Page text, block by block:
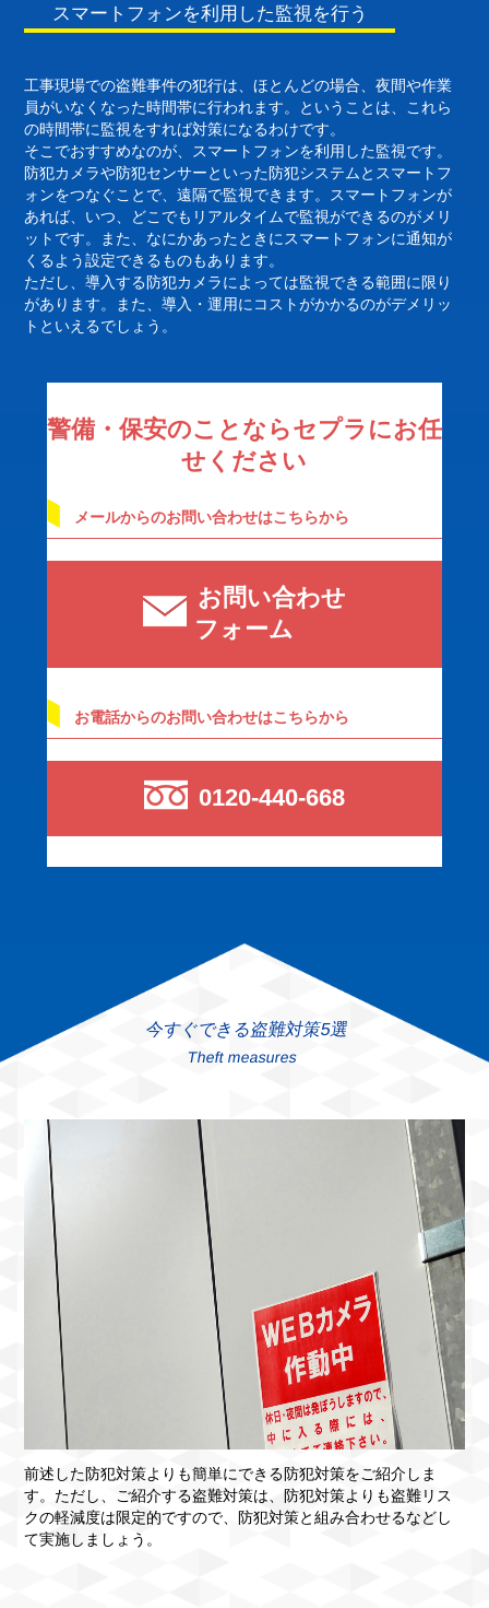
スマートフォンを利用した監視を行う
工事現場での盗難事件の犯行は、ほとんどの場合、夜間や作業
員がいなくなった時間帯に行われます。ということは、これら
の時間帯に監視をすれば対策になるわけです。
そこでおすすめなのが、スマートフォンを利用した監視です。
防犯カメラや防犯センサーといった防犯システムとスマートフ
ォンをつなぐことで、遠隔で監視できます。スマートフォンが
あれば、いつ、どこでもリアルタイムで監視ができるのがメリ
ットです。また、なにかあったときにスマートフォンに通知が
くるよう設定できるものもあります。
ただし、導入する防犯カメラによっては監視できる範囲に限り
があります。また、導入・運用にコストがかかるのがデメリッ
トといえるでしょう。
警備・保安のことならセプラにお任
せください
メールからのお問い合わせはこちらから
お問い合わせ
フォーム
お電話からのお問い合わせはこちらから
0120-440-668
今すぐできる盗難対策5選
Theft measures
前述した防犯対策よりも簡単にできる防犯対策をご紹介しま
す。ただし、ご紹介する盗難対策は、防犯対策よりも盗難リス
クの軽減度は限定的ですので、防犯対策と組み合わせるなどし
て実施しましょう。